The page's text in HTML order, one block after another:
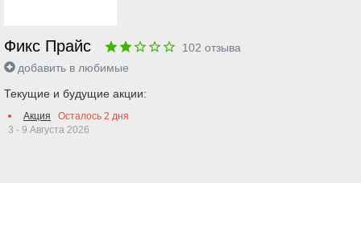
Фикс Прайс 102 отзыва
добавить в любимые
Текущие и будущие акции:
Акция Осталось 2 дня
3 - 9 Августа 2026